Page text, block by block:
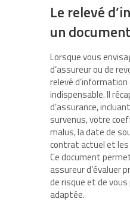
Le relevé
un
Lorsque vous
d’assureur ou de
relevé
indispensable. Il
d’assurance,
survenus, votre
malus, la date de
contrat actuel et les
Ce document
assureur d’évaluer
de risque et de
adaptée.